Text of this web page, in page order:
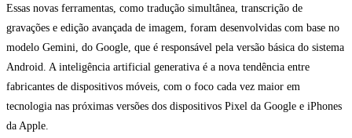
Essas novas ferramentas, como tradução simultânea, transcrição de
gravações e edição avançada de imagem, foram desenvolvidas com base no
modelo Gemini, do Google, que é responsável pela versão básica do sistema
Android. A inteligência artificial generativa é a nova tendência entre
fabricantes de dispositivos móveis, com o foco cada vez maior em
tecnologia nas próximas versões dos dispositivos Pixel da Google e iPhones
da Apple.